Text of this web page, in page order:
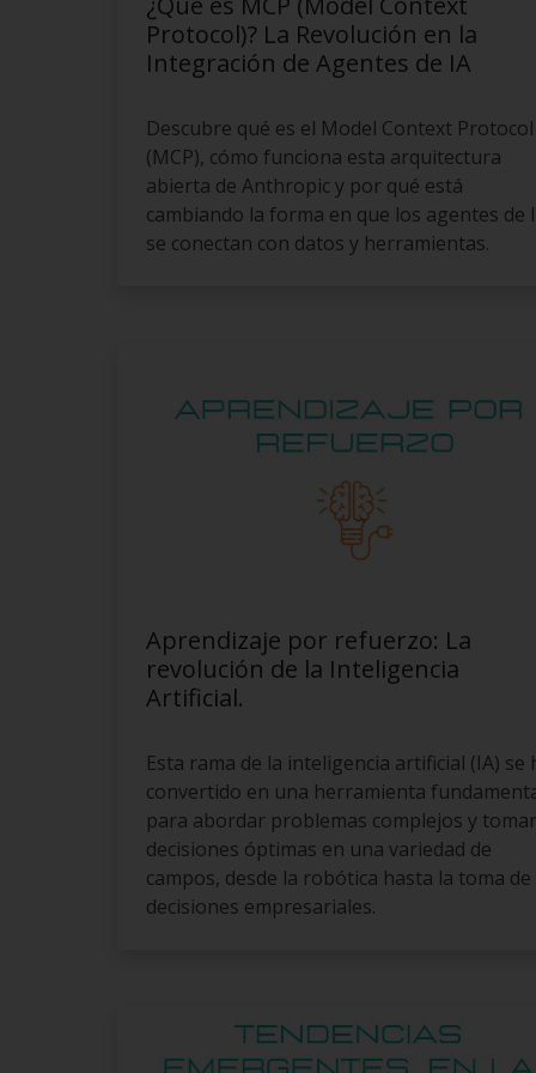
Protocol)? La Revolución en la
Integración de Agentes de IA
Descubre qué es el Model Context Protocol
(MCP), cómo funciona esta arquitectura
abierta de Anthropic y por qué está
cambiando la forma en que los agentes de
se conectan con datos y herramientas.
Aprendizaje por refuerzo: La
revolución de la Inteligencia
Artificial.
Esta rama de la inteligencia artificial (IA) se
convertido en una herramienta
para abordar problemas complejos y tomar
decisiones óptimas en una variedad de
campos, desde la robótica hasta la toma de
decisiones empresariales.